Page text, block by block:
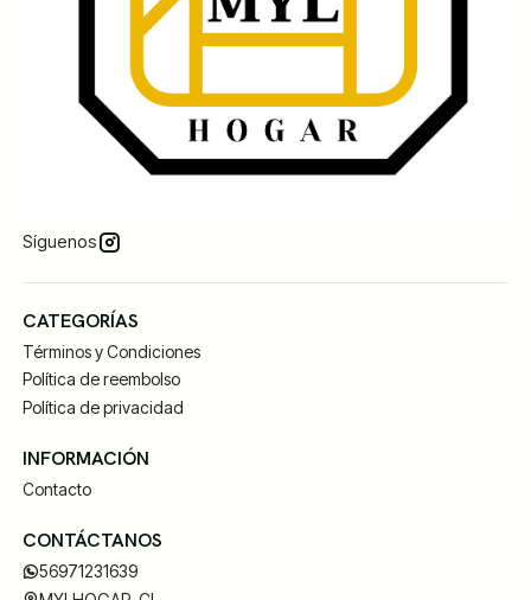
Síguenos
CATEGORÍAS
Términos y Condiciones
Política de reembolso
Política de privacidad
INFORMACIÓN
Contacto
CONTÁCTANOS
56971231639